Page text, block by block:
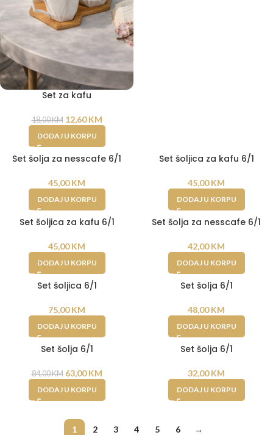
Set za kafu
18,00KM 12,60KM
DODAJ U KORPU
Set šolja za nesscafe 6/1
45,00KM
DODAJ U KORPU
Set šoljica za kafu 6/1
45,00KM
DODAJ U KORPU
Set šoljica za kafu 6/1
45,00KM
DODAJ U KORPU
Set šolja za nesscafe 6/1
42,00KM
DODAJ U KORPU
Set šoljica 6/1
75,00KM
DODAJ U KORPU
Set šolja 6/1
48,00KM
DODAJ U KORPU
Set šolja 6/1
84,00KM 63,00KM
DODAJ U KORPU
Set šolja 6/1
32,00KM
DODAJ U KORPU
1 2 3 4 5 6 →